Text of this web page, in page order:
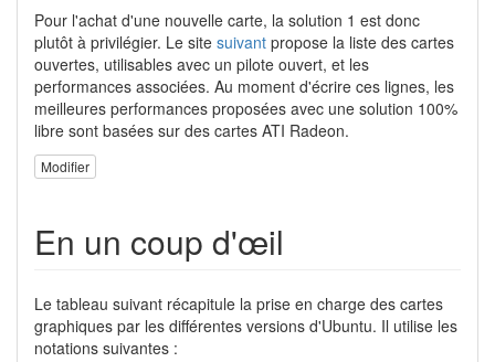
Pour l'achat d'une nouvelle carte, la solution 1 est donc
plutôt à privilégier. Le site suivant propose la liste des cartes
ouvertes, utilisables avec un pilote ouvert, et les
performances associées. Au moment d'écrire ces lignes, les
meilleures performances proposées avec une solution 100%
libre sont basées sur des cartes ATI Radeon.
Modifier
En un coup d'œil
Le tableau suivant récapitule la prise en charge des cartes
graphiques par les différentes versions d'Ubuntu. Il utilise les
notations suivantes :